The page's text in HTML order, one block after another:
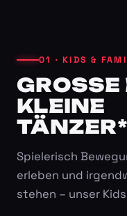
01 · KIDS &
GROSSE
LEINE T
Spielerisch
erleben und
stehen – unser